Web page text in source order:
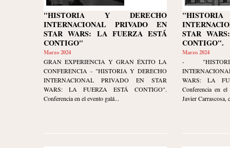
"HISTORIA Y DERECHO
INTERNACIONAL PRIVADO EN
STAR WARS: LA FUERZA ESTÁ
CONTIGO"
Marzo 2024
GRAN EXPERIENCIA Y GRAN ÉXITO LA
CONFERENCIA - "HISTORIA Y DERECHO
INTERNACIONAL PRIVADO EN STAR
WARS: LA FUERZA ESTÁ CONTIGO".
Conferencia en el evento galá...
STAR
CONTIGO".
Marzo 2024
-
WARS: LA
Conferencia en
Javier